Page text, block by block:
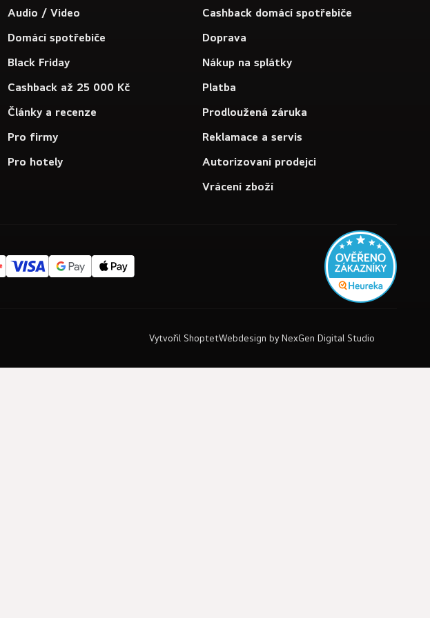
Audio / Video
Domácí spotřebiče
Black Friday
Cashback až 25 000 Kč
Články a recenze
Pro firmy
Pro hotely
Cashback domácí spotřebiče
Doprava
Nákup na splátky
Platba
Prodloužená záruka
Reklamace a servis
Autorizovaní prodejci
Vrácení zboží
Webdesign by NexGen Digital Studio
Vytvořil Shoptet